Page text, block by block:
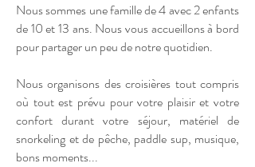
Nous sommes une famille de 4 avec 2 enfants
de 10 et 13 ans. Nous vous accueillons à bord
pour partager un peu de notre quotidien.
Nous organisons des croisières tout compris
où tout est prévu pour votre plaisir et votre
confort durant votre séjour, matériel de
snorkeling et de pêche, paddle sup, musique,
bons moments...